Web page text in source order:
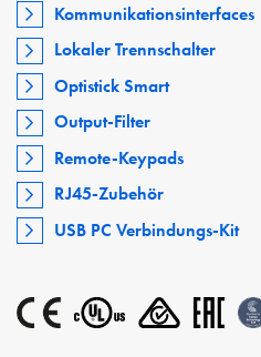
Kommunikationsinterfaces
Lokaler Trennschalter
Optistick Smart
Output-Filter
Remote-Keypads
RJ45-Zubehör
USB PC Verbindungs-Kit